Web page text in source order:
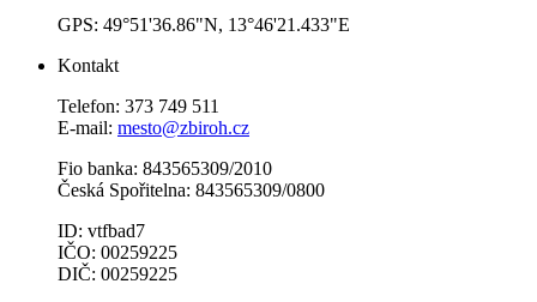
GPS: 49°51'36.86"N, 13°46'21.433"E
Kontakt
Telefon: 373 749 511
E-mail: mesto@zbiroh.cz
Fio banka: 843565309/2010
Česká Spořitelna: 843565309/0800
ID: vtfbad7
IČO: 00259225
DIČ: 00259225